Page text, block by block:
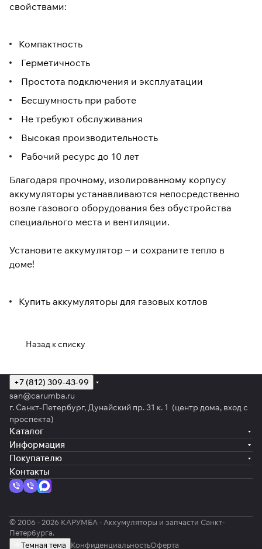
свойствами:
Компактность
Герметичность
Простота подключения и эксплуатации
Бесшумность при работе
Не требуют обслуживания
Высокая производительность
Рабочий ресурс до 10 лет
Благодаря прочному, изолированному корпусу
аккумуляторы устанавливаются непосредственно
возле газового оборудования без обустройства
специального места и вентиляции.
Установите аккумулятор – и сохраните тепло в
доме!
Купить аккумуляторы для газовых котлов
Назад к списку
+7 (812) 309-43-99
san@carumba.ru
г. Санкт-Петербург, Дунайский пр. 31 к. 1 (центр дома, вход с
проспекта)
Каталог
Информация
Покупателю
Контакты
© 2006 - 2026 КАРУМБА - Аккумуляторы и запчасти Санкт-
Петербурга.
Темная тема
КонфиденциальностьОферта